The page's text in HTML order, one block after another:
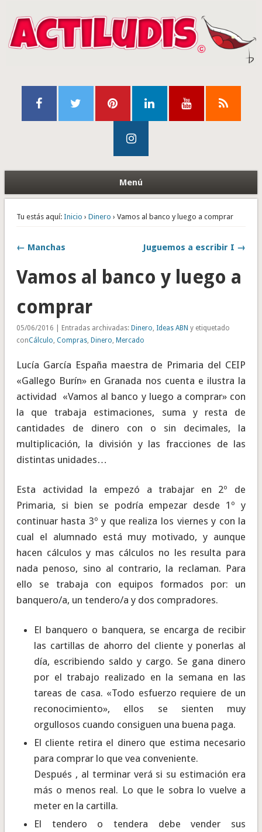
Menú
Tu estás aquí: Inicio › Dinero › Vamos al banco y luego a comprar
← Manchas Juguemos a escribir I →
Vamos al banco y luego a
comprar
05/06/2016 | Entradas archivadas: Dinero, Ideas ABN y etiquetado
conCálculo, Compras, Dinero, Mercado
Lucía García España maestra de Primaria del CEIP
«Gallego Burín» en Granada nos cuenta e ilustra la
actividad «Vamos al banco y luego a comprar» con
la que trabaja estimaciones, suma y resta de
cantidades de dinero con o sin decimales, la
multiplicación, la división y las fracciones de las
distintas unidades…
Esta actividad la empezó a trabajar en 2º de
Primaria, si bien se podría empezar desde 1º y
continuar hasta 3º y que realiza los viernes y con la
cual el alumnado está muy motivado, y aunque
hacen cálculos y mas cálculos no les resulta para
nada penoso, sino al contrario, la reclaman. Para
ello se trabaja con equipos formados por: un
banquero/a, un tendero/a y dos compradores.
El banquero o banquera, se encarga de recibir
las cartillas de ahorro del cliente y ponerlas al
día, escribiendo saldo y cargo. Se gana dinero
por el trabajo realizado en la semana en las
tareas de casa. «Todo esfuerzo requiere de un
reconocimiento», ellos se sienten muy
orgullosos cuando consiguen una buena paga.
El cliente retira el dinero que estima necesario
para comprar lo que vea conveniente.
Después , al terminar verá si su estimación era
más o menos real. Lo que le sobra lo vuelve a
meter en la cartilla.
El tendero o tendera debe vender sus